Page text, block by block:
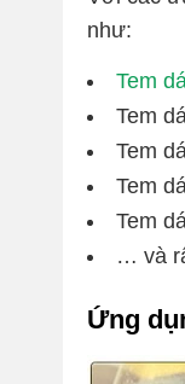
như:
Tem
Tem
Tem
Tem
Tem
… và
Ứng